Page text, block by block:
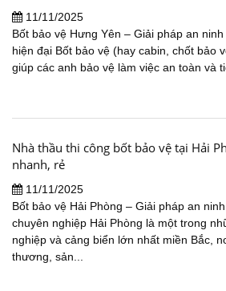
11/11/2025
Bốt bảo vệ Hưng Yên – Giải pháp an
hiện đại Bốt bảo vệ (hay cabin, chốt bảo
giúp các anh bảo vệ làm việc an toàn và
Nhà thầu thi công bốt bảo vệ tại Hải
nhanh, rẻ
11/11/2025
Bốt bảo vệ Hải Phòng – Giải pháp an
chuyên nghiệp Hải Phòng là một trong
nghiệp và cảng biển lớn nhất miền Bắc,
thương, sản...